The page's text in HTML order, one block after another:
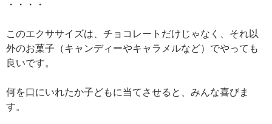
・・・・
このエクササイズは、チョコレートだけじゃなく、それ以
外のお菓子（キャンディーやキャラメルなど）でやっても
良いです。
何を口にいれたか子どもに当てさせると、みんな喜びま
す。